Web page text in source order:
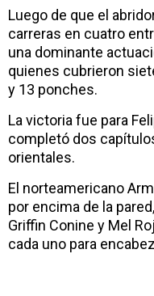
Luego de que el
carreras en cuatro
una dominante
quienes cubrieron
y 13 ponches.
La victoria fue para
completó dos
orientales.
El norteamericano
por encima de la
Griffin Conine y Mel
cada uno para